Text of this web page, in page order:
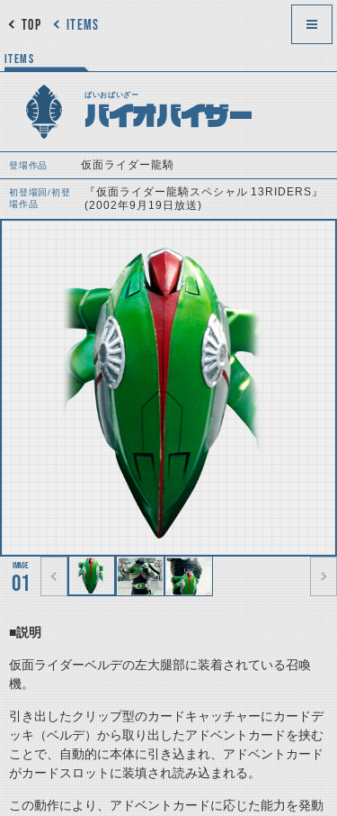
ITEMS
TOP
ITEMS
ばいおばいざー
バイオバイザー
登場作品 仮面ライダー龍騎
初登場回/初登
場作品
『仮面ライダー龍騎スペシャル 13RIDERS』
(2002年9月19日放送)
01
■説明
仮面ライダーベルデの左大腿部に装着されている召喚
機。
引き出したクリップ型のカードキャッチャーにカードデ
ッキ（ベルデ）から取り出したアドベントカードを挟む
ことで、自動的に本体に引き込まれ、アドベントカード
がカードスロットに装填され読み込まれる。
この動作により、アドベントカードに応じた能力を発動